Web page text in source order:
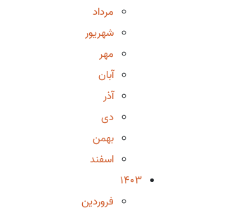
مرداد
شهریور
مهر
آبان
آذر
دی
بهمن
اسفند
1403
فروردین